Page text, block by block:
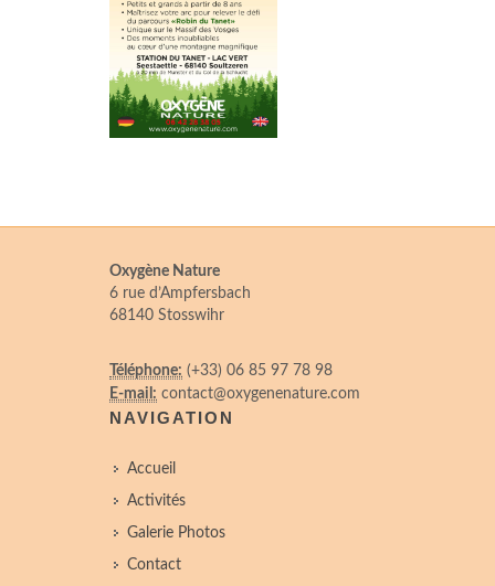
Oxygène Nature
6 rue d’Ampfersbach
68140 Stosswihr
Téléphone: (+33) 06 85 97 78 98
E-mail: contact@oxygenenature.com
NAVIGATION
Accueil
Activités
Galerie Photos
Contact